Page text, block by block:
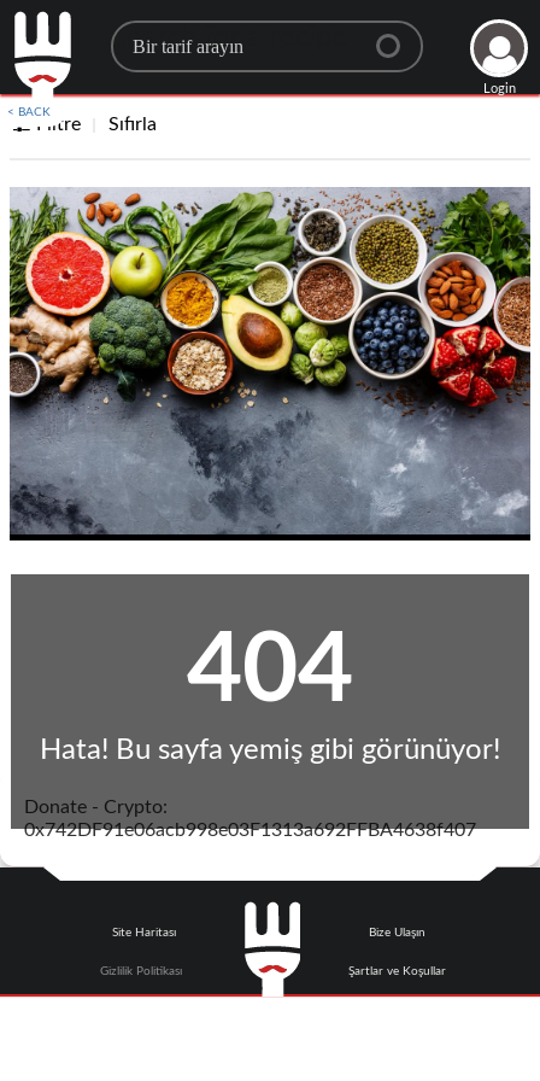
Search for a recipe
Login
Filtre Sıfırla
< BACK
404
Hata! Bu sayfa yemiş gibi görünüyor!
Donate - Crypto:
0x742DF91e06acb998e03F1313a692FFBA4638f407
Site Haritası
Gizlilik Politikası
Bize Ulaşın
Şartlar ve Koşullar